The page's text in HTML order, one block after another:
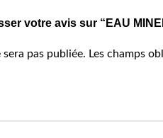
votre avis sur “EAU
pas publiée. Les champs